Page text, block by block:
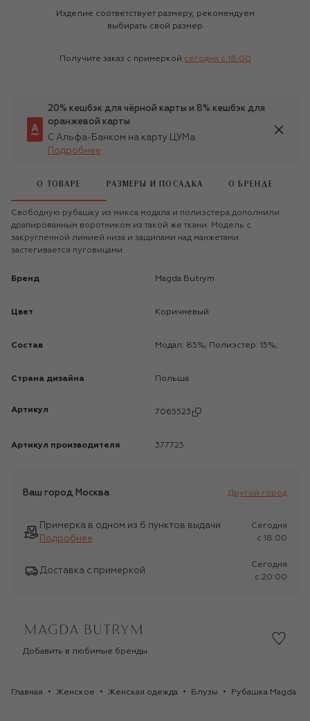
Изделие соответствует размеру, рекомендуем
выбирать свой размер
Получите заказ с примеркой сегодня c 18:00
20% кешбэк для чёрной карты и 8% кешбэк для
оранжевой карты
С Альфа-Банком на карту ЦУМа
Подробнее
О ТОВАРЕ РАЗМЕРЫ И ПОСАДКА О БРЕНДЕ
Свободную рубашку из микса модала и полиэстера дополнили
драпированным воротником из такой же ткани. Модель с
закругленной линией низа и защипами над манжетами
застегивается пуговицами.
Бренд Magda Butrym
Цвет Коричневый
Состав Модал: 85%; Полиэстер: 15%;
Страна дизайна Польша
Артикул 7065523
Артикул производителя 377725
Ваш город Москва Другой город
Примерка в одном из 6 пунктов выдачи
Подробнее
Сегодня
c 18:00
Доставка с примеркой
Сегодня
c 20:00
Добавить в любимые бренды
Главная Женское Женская одежда Блузы Рубашка Magda